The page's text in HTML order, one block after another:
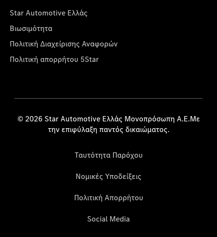
Star Automotive Ελλάς
Βιωσιμότητα
Πολιτική Διαχείρισης Αναφορών
Πολιτική απορρήτου 5Star
© 2026 Star Automotive Ελλάς Μονοπρόσωπη Α.Ε.Με
την επιφύλαξη παντός δικαιώματος.
Ταυτότητα Παρόχου
Νομικές Υποδείξεις
Πολιτική Απορρήτου
Social Media